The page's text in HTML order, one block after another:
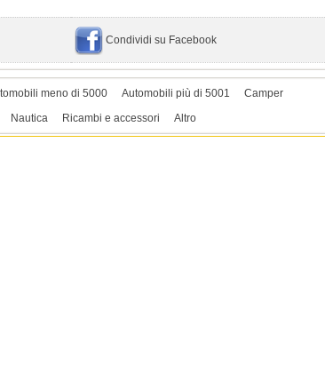
Condividi su Facebook
meno di 5000 Automobili più di 5001
Camper
Nautica Ricambi e accessori Altro